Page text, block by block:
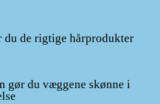
du de rigtige hårprodukter
gør du væggene skønne i